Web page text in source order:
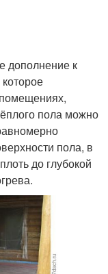
дополнение к
пола можно
пола, в
до глубокой